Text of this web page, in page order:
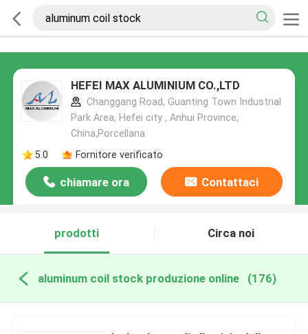
HEFEI MAX ALUMINIUM CO.,LTD
Changgang Road, Guanting Town Industrial
Park Area, Hefei city , Anhui Province,
China,Porcellana
5.0
Fornitore verificato
chiamare ora Contattaci
prodotti Circa noi
aluminum coil stock produzione online (176)